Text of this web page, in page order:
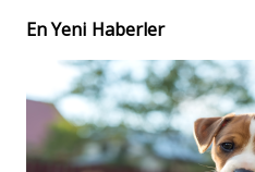
En Yeni Haberler